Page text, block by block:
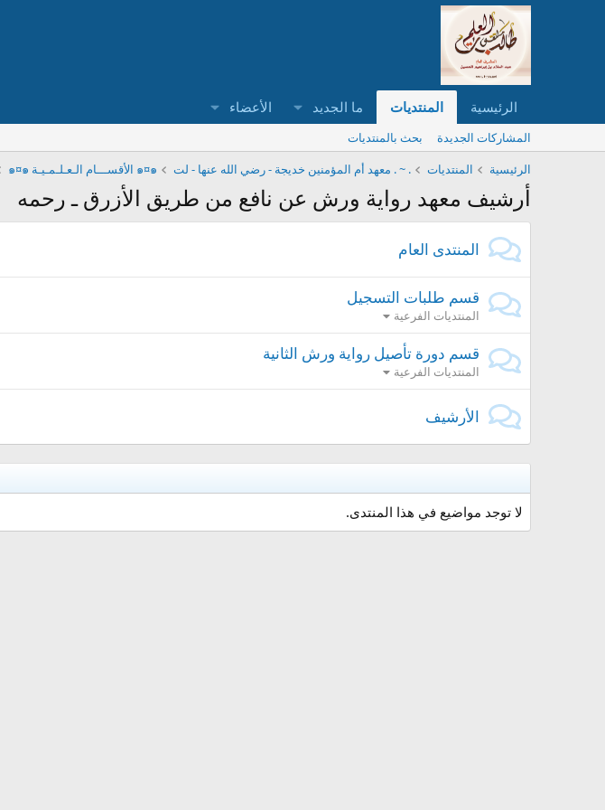
الرئيسية المنتديات ما الجديد الأعضاء
المشاركات الجديدة
بحث بالمنتديات
الرئيسية
المنتديات . ~ . معهد أم المؤمنين خديجة - رضي الله عنها - لت ๑¤๑ الأقســـام الـعـلـمـيـة ๑¤๑
أرشيف معهد رواية ورش عن نافع من طريق الأزرق ـ رحمه
المنتدى العام
قسم طلبات التسجيل
المنتديات الفرعية
قسم دورة تأصيل رواية ورش الثانية
المنتديات الفرعية
الأرشيف
لا توجد مواضيع في هذا المنتدى.